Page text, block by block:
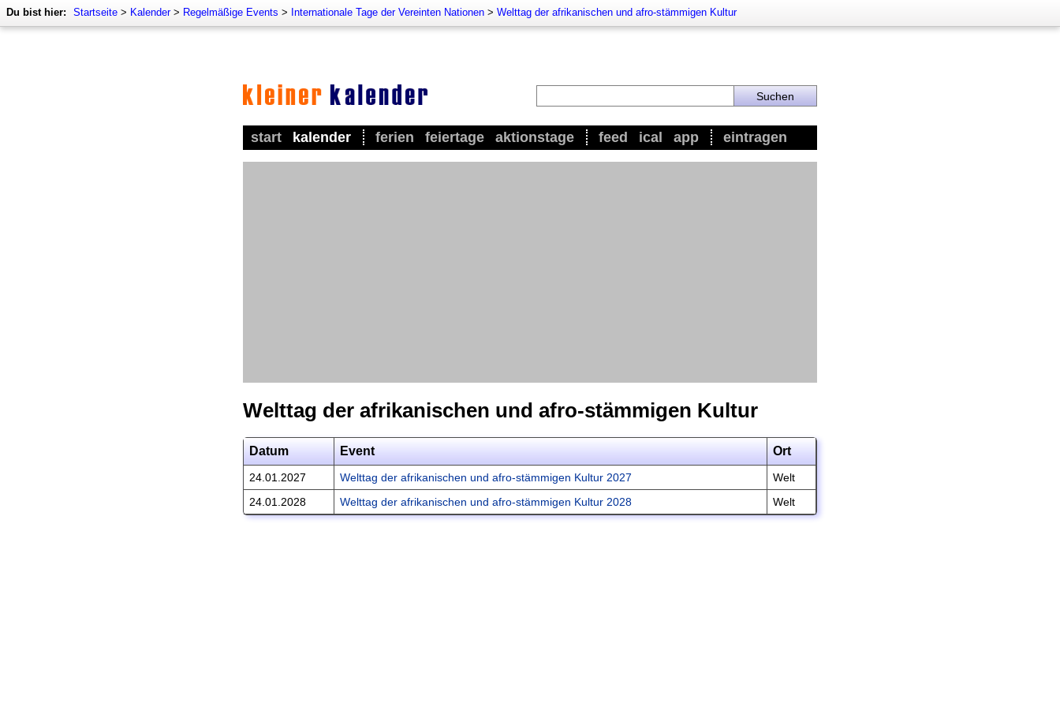
Du bist hier: Startseite > Kalender> Regelmäßige Events > Internationale Tage der Vereinten Nationen > Welttag der afrikanischen und afro-stämmigen Kultur
start kalender ferien feiertage aktionstage feed ical app eintragen
Welttag der afrikanischen und afro-stämmigen Kultur
Datum Event Ort
24.01.2027 Welttag der afrikanischen und afro-stämmigen Kultur 2027
Welt
24.01.2028
Welttag der afrikanischen und afro-stämmigen Kultur 2028 Welt